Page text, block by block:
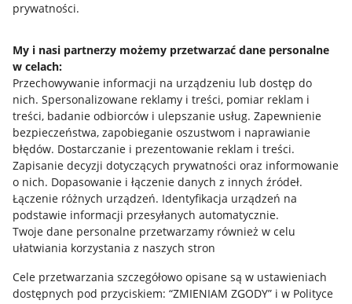
prywatności.
My i nasi partnerzy możemy przetwarzać dane personalne
w celach:
Przechowywanie informacji na urządzeniu lub dostęp do
nich. Spersonalizowane reklamy i treści, pomiar reklam i
treści, badanie odbiorców i ulepszanie usług. Zapewnienie
bezpieczeństwa, zapobieganie oszustwom i naprawianie
błędów. Dostarczanie i prezentowanie reklam i treści.
Zapisanie decyzji dotyczących prywatności oraz informowanie
o nich. Dopasowanie i łączenie danych z innych źródeł.
Łączenie różnych urządzeń. Identyfikacja urządzeń na
podstawie informacji przesyłanych automatycznie.
Twoje dane personalne przetwarzamy również w celu
ułatwiania korzystania z naszych stron
Cele przetwarzania szczegółowo opisane są w ustawieniach
dostępnych pod przyciskiem: “ZMIENIAM ZGODY” i w Polityce
Jak to działa
Allegro Gadane dla sprzedających
Allegro Gadane dla kupujących
Mapa miejscowości
Informacje prawne
Regulamin
Polityka plików "cookies"
Ustawienia plików "cookies"
Udostępnianie lokalizacji